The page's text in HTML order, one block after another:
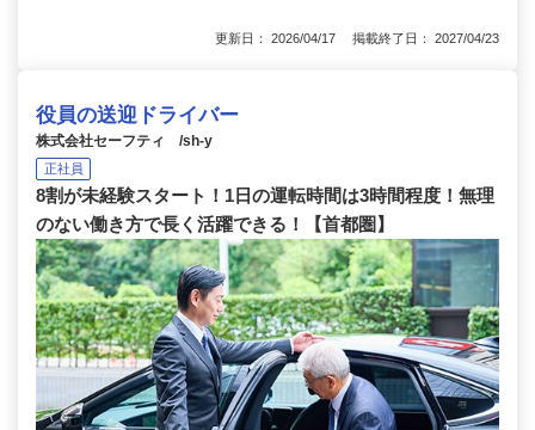
更新日： 2026/04/17 掲載終了日： 2027/04/23
役員の送迎ドライバー
株式会社セーフティ /sh-y
正社員
8割が未経験スタート！1日の運転時間は3時間程度！無理
のない働き方で長く活躍できる！【首都圏】